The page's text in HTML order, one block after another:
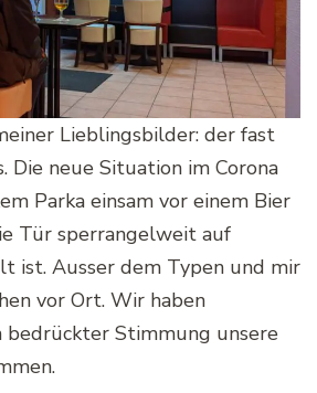
Lieblingsbilder: der fast
Die neue Situation im Corona
Parka einsam vor einem Bier
Tür sperrangelweit auf
ist. Ausser dem Typen und mir
vor Ort. Wir haben
Stimmung unsere